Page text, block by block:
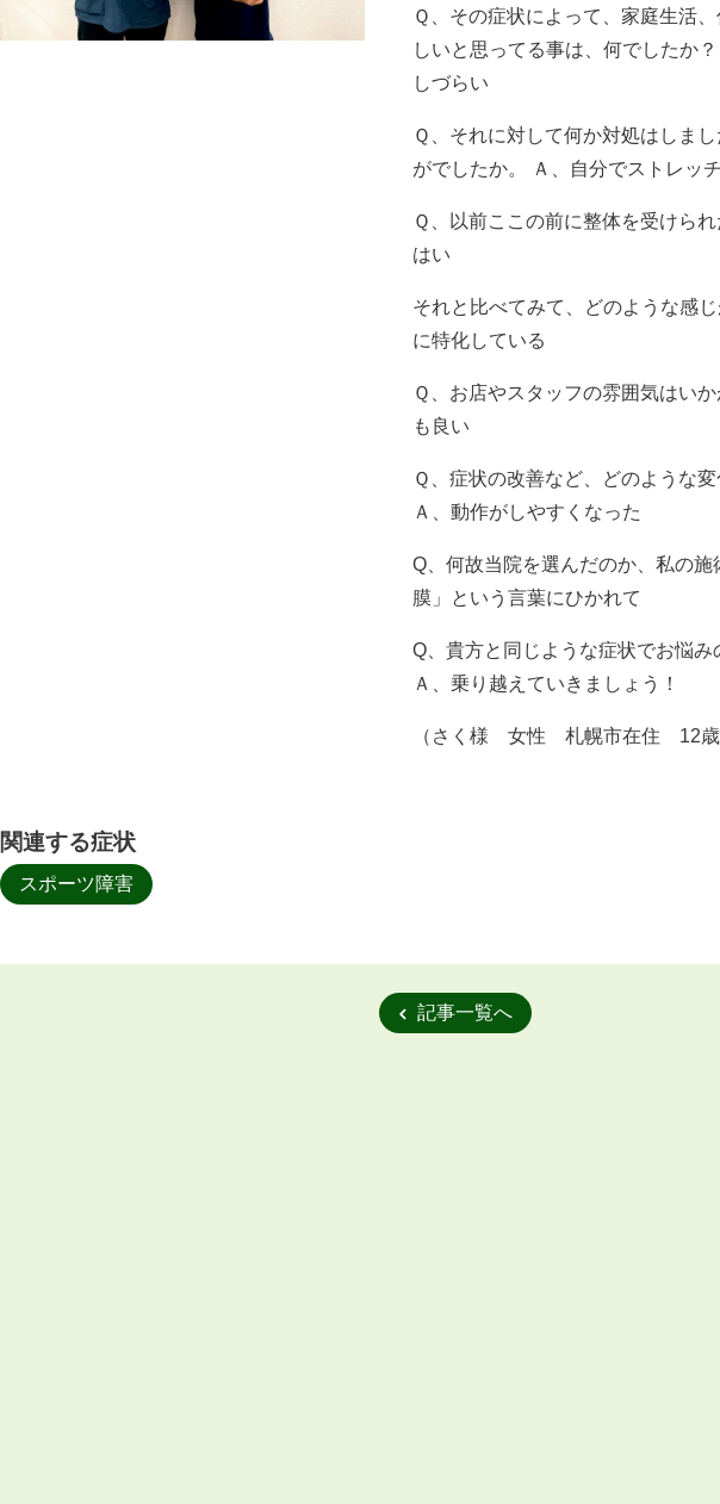
Ｑ、その症状によって、家庭生活
しいと思ってる事は、何でしたか
しづらい
Ｑ、それに対して何か対処はしま
がでしたか。 Ａ、自分でストレッ
Ｑ、以前ここの前に整体を受けら
はい
それと比べてみて、どのような感
に特化している
Ｑ、お店やスタッフの雰囲気はい
も良い
Ｑ、症状の改善など、どのような
Ａ、動作がしやすくなった
Q、何故当院を選んだのか、私の
膜」という言葉にひかれて
Q、貴方と同じような症状でお悩み
Ａ、乗り越えていきましょう！
（さく様 女性 札幌市在住 12
関連する症状
スポーツ障害
記事一覧へ